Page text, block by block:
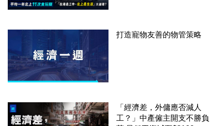
打造寵物友善的物管策略
「經濟差，外傭應否減人
工？」中產僱主開支不勝負